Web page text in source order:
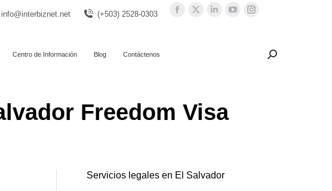
info@interbiznet.net (+503) 2528-0303
Facebook LinkedinYouTube
Centro de Información Blog Contáctenos Search:
Buscar
Freedom Visa
Servicios legales en El Salvador